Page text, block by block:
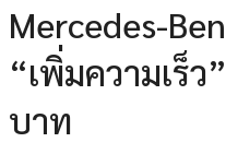
Mercedes-
“เพิ่มความเร็
บาท